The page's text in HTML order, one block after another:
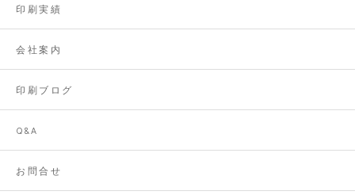
印刷実績
会社案内
印刷ブログ
Q&A
お問合せ